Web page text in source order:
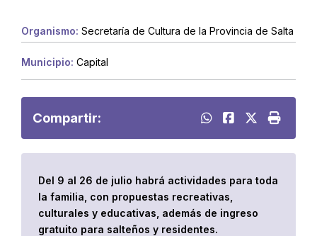
Organismo: Secretaría de Cultura de la Provincia de Salta
Municipio: Capital
Compartir:
Del 9 al 26 de julio habrá actividades para toda
la familia, con propuestas recreativas,
culturales y educativas, además de ingreso
gratuito para salteños y residentes.